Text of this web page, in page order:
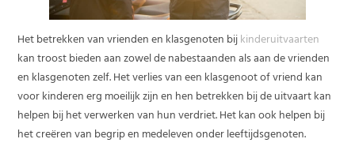
Het betrekken van vrienden en klasgenoten bijkinderuitvaarten
kan troost bieden aan zowel de nabestaanden als aan de vrienden
en klasgenoten zelf. Het verlies van een klasgenoot of vriend kan
voor kinderen erg moeilijk zijn en hen betrekken bij de uitvaart kan
helpen bij het verwerken van hun verdriet. Het kan ook helpen bij
het creëren van begrip en medeleven onder leeftijdsgenoten.